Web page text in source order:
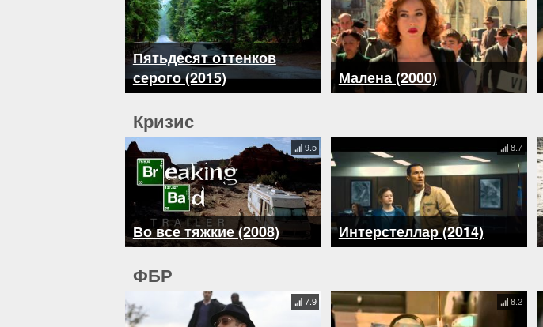
Пятьдесят оттенков
серого (2015)
Малена (2000)
Кризис
Во все тяжкие (2008)
9.5
Интерстеллар (2014)
8.7
ФБР
7.9 8.2